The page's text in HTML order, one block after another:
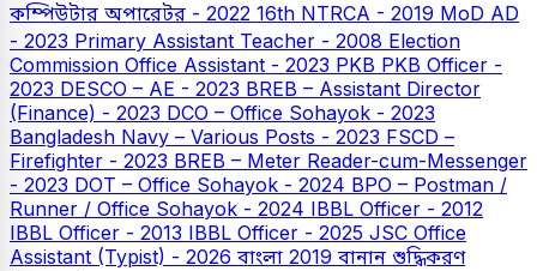
কম্পিউটার অপারেটর - 2022 16th NTRCA - 2019 MoD AD
- 2023 Primary Assistant Teacher - 2008 Election
Commission Office Assistant - 2023 PKB PKB Officer -
2023 DESCO – AE - 2023 BREB – Assistant Director
(Finance) - 2023 DCO – Office Sohayok - 2023
Bangladesh Navy – Various Posts - 2023 FSCD –
Firefighter - 2023 BREB – Meter Reader-cum-Messenger
- 2023 DOT – Office Sohayok - 2024 BPO – Postman /
Runner / Office Sohayok - 2024 IBBL Officer - 2012
IBBL Officer - 2013 IBBL Officer - 2025 JSC Office
Assistant (Typist) - 2026 বাংলা 2019 বানান শুদ্ধিকরণ